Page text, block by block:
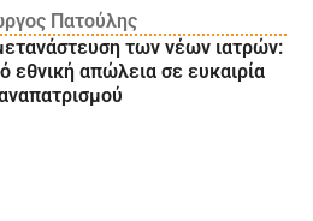
Πατούλης
των νέων ιατρών:
εθνική απώλεια σε ευκαιρία